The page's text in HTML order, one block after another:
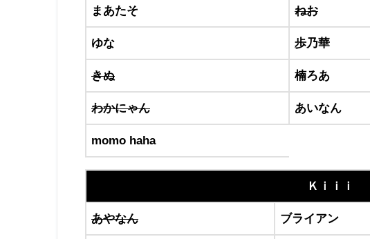
まあたそ ねお
ゆな 歩乃華
きぬ 楠ろあ
わかにゃん あいなん
momo haha
Ｋｉｉｉ
あやなん ブライアン